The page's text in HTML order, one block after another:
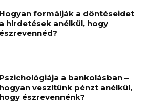
Hogyan formálják a döntéseidet
a hirdetések anélkül, hogy
észrevennéd?
Pszichológiája a bankolásban –
hogyan veszítünk pénzt anélkül,
hogy észrevennénk?